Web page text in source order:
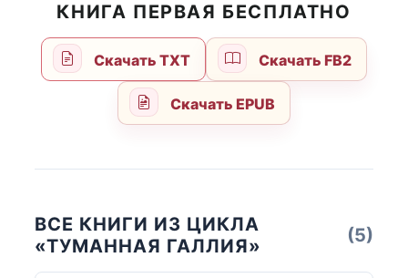
КНИГА ПЕРВАЯ БЕСПЛАТНО
Скачать TXT Скачать FB2
Скачать EPUB
ВСЕ КНИГИ ИЗ ЦИКЛА
«ТУМАННАЯ ГАЛЛИЯ»
(5)